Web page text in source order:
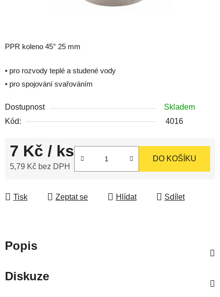
PPR koleno 45° 25 mm
• pro rozvody teplé a studené vody
• pro spojování svařováním
Dostupnost
Skladem
Kód:
4016
7 Kč / ks
5,79 Kč bez DPH
DO KOŠÍKU
Tisk Zeptat se Hlídat Sdílet
Popis
Diskuze